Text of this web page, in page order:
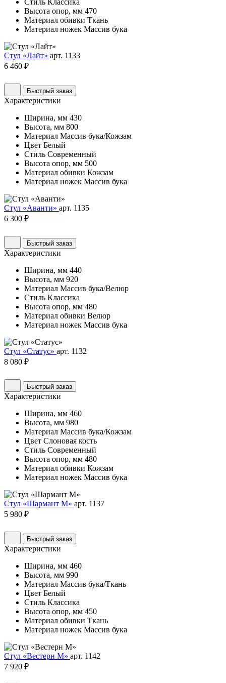
Высота опор, мм 470
Материал обивки Ткань
Материал ножек Массив бука
Стул «Лайт» арт. 1133
6 460 ₽
Быстрый заказ
Характеристики
Ширина, мм 430
Высота, мм 800
Материал Массив бука/Кожзам
Цвет Белый
Стиль Современный
Высота опор, мм 500
Материал обивки Кожзам
Материал ножек Массив бука
Стул «Аванти» арт. 1135
6 300 ₽
Быстрый заказ
Характеристики
Ширина, мм 440
Высота, мм 920
Материал Массив бука/Велюр
Стиль Классика
Высота опор, мм 480
Материал обивки Велюр
Материал ножек Массив бука
Стул «Статус» арт. 1132
8 080 ₽
Быстрый заказ
Характеристики
Ширина, мм 460
Высота, мм 980
Материал Массив бука/Кожзам
Цвет Слоновая кость
Стиль Современный
Высота опор, мм 480
Материал обивки Кожзам
Материал ножек Массив бука
Стул «Шармант М» арт. 1137
5 980 ₽
Быстрый заказ
Характеристики
Ширина, мм 460
Высота, мм 990
Материал Массив бука/Ткань
Цвет Белый
Стиль Классика
Высота опор, мм 450
Материал обивки Ткань
Материал ножек Массив бука
Стул «Вестерн М» арт. 1142
7 920 ₽